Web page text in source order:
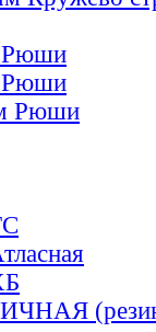
Рюши
Рюши
Рюши